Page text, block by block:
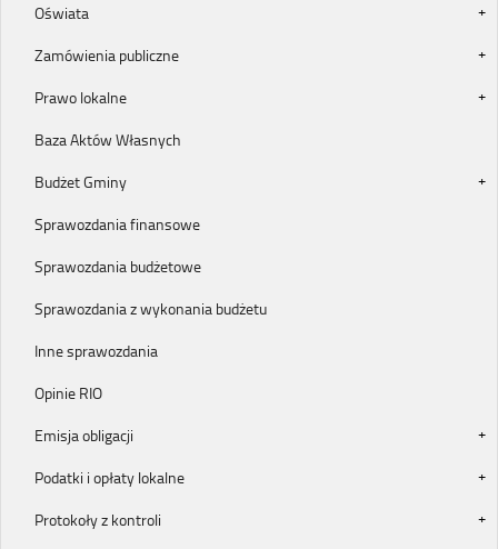
Oświata
Zamówienia publiczne
Prawo lokalne
Baza Aktów Własnych
Budżet Gminy
Sprawozdania finansowe
Sprawozdania budżetowe
Sprawozdania z wykonania budżetu
Inne sprawozdania
Opinie RIO
Emisja obligacji
Podatki i opłaty lokalne
Protokoły z kontroli